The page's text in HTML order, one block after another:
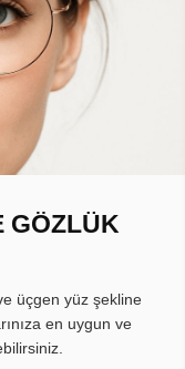
GÖZLÜK
üçgen yüz şekline
en uygun ve